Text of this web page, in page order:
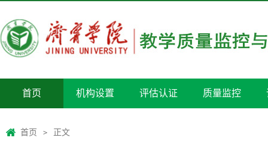
首页 机构设置 评估认证 质量监控
首页 > 正文